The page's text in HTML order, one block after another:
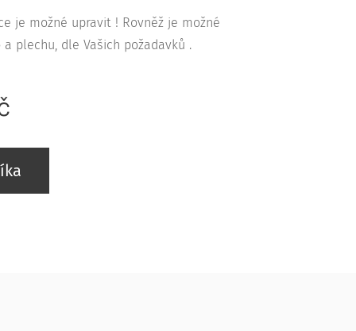
je možné upravit ! Rovněž je možné
plechu, dle Vašich požadavků .